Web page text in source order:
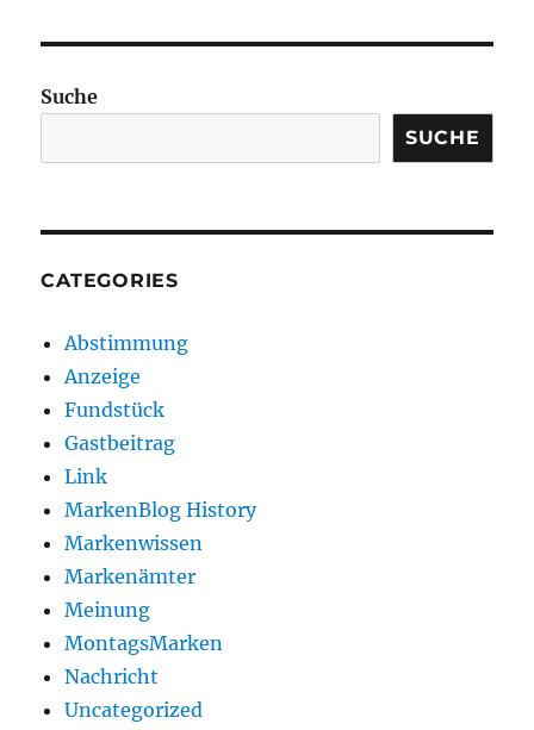
Suche
SUCHE
CATEGORIES
Abstimmung
Anzeige
Fundstück
Gastbeitrag
Link
MarkenBlog History
Markenwissen
Markenämter
Meinung
MontagsMarken
Nachricht
Uncategorized